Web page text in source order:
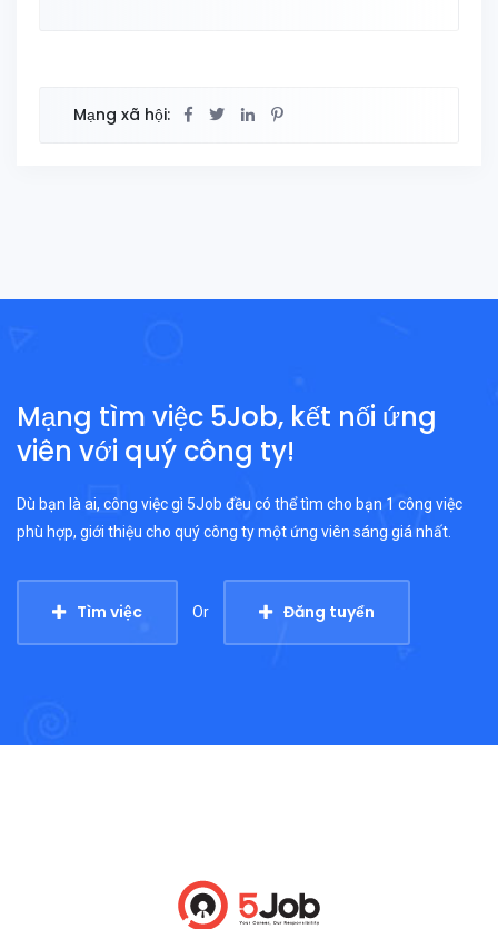
Mạng xã hội:
Mạng tìm việc 5Job, kết nối ứng
viên với quý công ty!
Dù bạn là ai, công việc gì 5Job đều có thể tìm cho bạn 1 công việc
phù hợp, giới thiệu cho quý công ty một ứng viên sáng giá nhất.
Tìm việc Or Đăng tuyển